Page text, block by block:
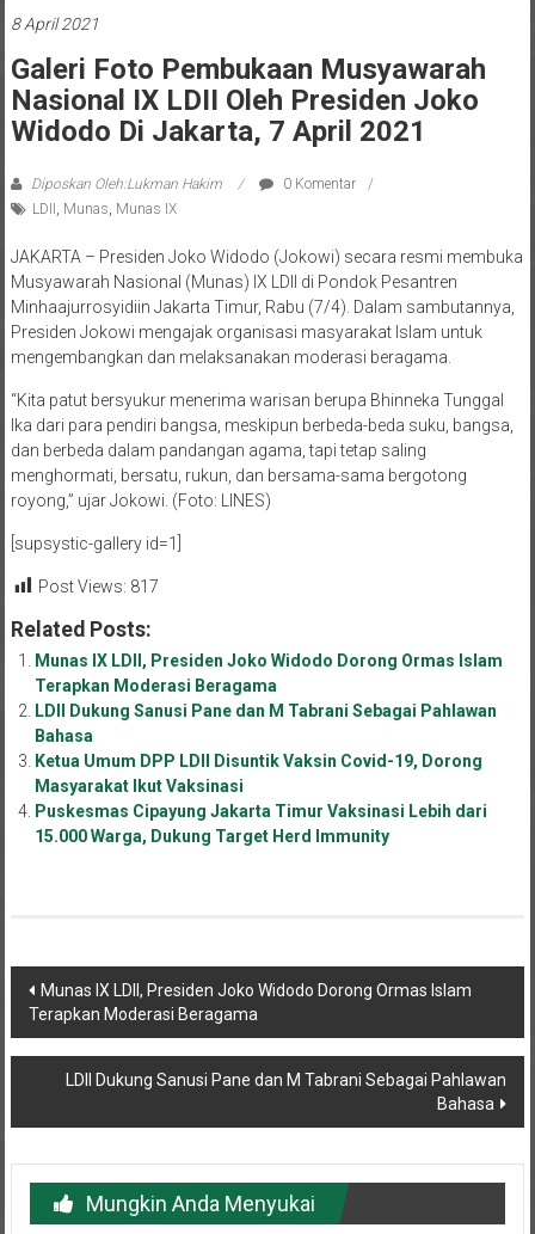
Galeri Foto Pembukaan Musyawarah
Nasional IX LDII Oleh Presiden Joko
Widodo Di Jakarta, 7 April 2021
LDII,Munas,Munas IX
Musyawarah Nasional (Munas) IX LDII di Pondok Pesantren
Minhaajurrosyidiin Jakarta Timur, Rabu (7/4). Dalam sambutannya,
Presiden Jokowi mengajak organisasi masyarakat Islam untuk
mengembangkan dan melaksanakan moderasi beragama.
Ika dari para pendiri bangsa, meskipun berbeda-beda suku, bangsa,
dan berbeda dalam pandangan agama, tapi tetap saling
menghormati, bersatu, rukun, dan bersama-sama bergotong
royong,” ujar Jokowi. (Foto: LINES)
Munas IX LDII, Presiden Joko Widodo Dorong Ormas Islam
Terapkan Moderasi Beragama
LDII Dukung Sanusi Pane dan M Tabrani Sebagai Pahlawan
Bahasa
Ketua Umum DPP LDII Disuntik Vaksin Covid-19, Dorong
Masyarakat Ikut Vaksinasi
Puskesmas Cipayung Jakarta Timur Vaksinasi Lebih dari
15.000 Warga, Dukung Target Herd Immunity
Navigasi
pos
Munas IX LDII, Presiden Joko Widodo Dorong Ormas Islam
Terapkan Moderasi Beragama
LDII Dukung Sanusi Pane dan M Tabrani Sebagai Pahlawan
Bahasa
Mungkin Anda Menyukai